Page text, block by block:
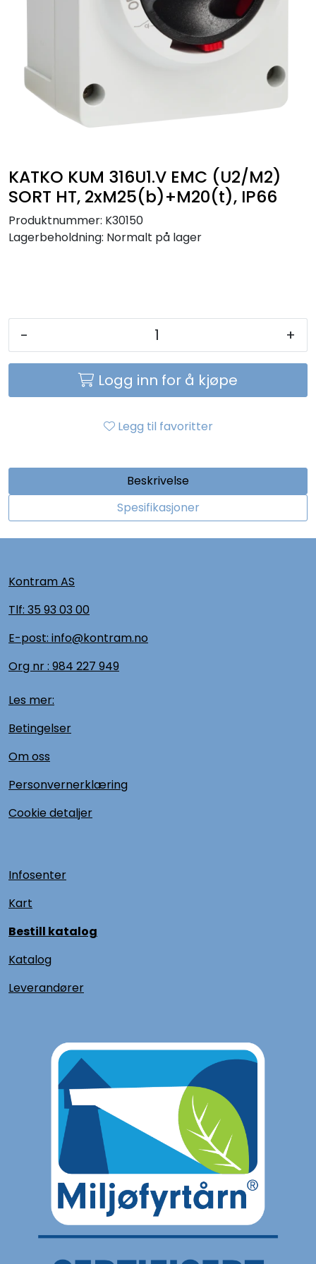
KATKO KUM 316U1.V EMC (U2/M2)
SORT HT, 2xM25(b)+M20(t), IP66
Produktnummer: K30150
Lagerbeholdning: Normalt på lager
- +
Logg inn for å kjøpe
Legg til favoritter
Beskrivelse
Spesifikasjoner
Kontram AS
Tlf: 35 93 03 00
E-post: info@kontram.no
Org nr : 984 227 949
Les mer:
Betingelser
Om oss
Personvernerklæring
Cookie detaljer
Infosenter
Kart
Bestill katalog
Katalog
Leverandører
Nyheter